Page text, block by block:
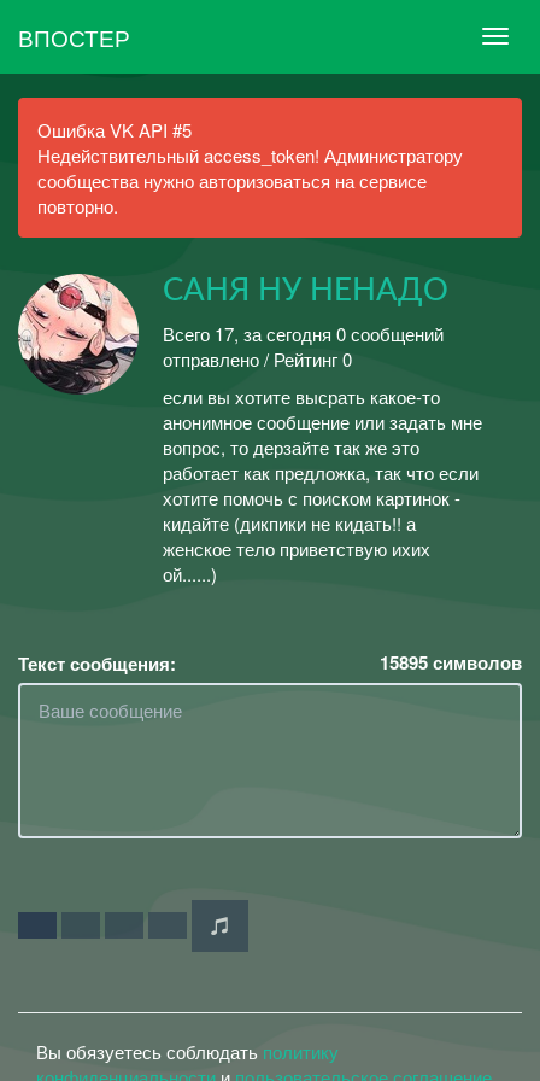
ВПОСТЕР
Ошибка VK API #5
Недействительный access_token! Администратору
сообщества нужно авторизоваться на сервисе
повторно.
САНЯ НУ НЕНАДО
Всего 17, за сегодня 0 сообщений
отправлено / Рейтинг 0
если вы хотите высрать какое-то
анонимное сообщение или задать мне
вопрос, то дерзайте так же это
работает как предложка, так что если
хотите помочь с поиском картинок -
кидайте (дикпики не кидать!! а
женское тело приветствую ихих
ой......)
Текст сообщения: 15895символов
Вы обязуетесь соблюдать политику